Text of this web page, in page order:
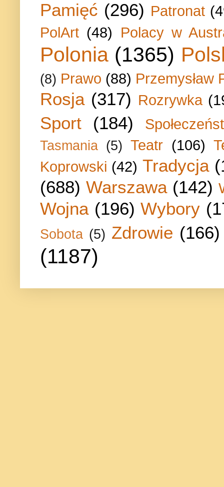
Pamięć (296) Patronat
PolArt (48) Polacy w
Polonia (1365)
(8) Prawo (88) Przemysław
Rosja (317) Rozrywka
Sport (184)
Tasmania (5) Teatr (106)
Koprowski (42) Tradycja
(688) Warszawa (142)
Wojna (196) Wybory
Sobota (5) Zdrowie (166)
(1187)